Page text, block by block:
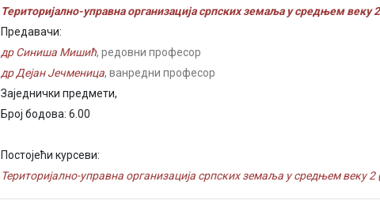
Територијално-управна организација српских земаља у средњем веку
Предавачи:
др Синиша Мишић, редовни професор
др Дејан Јечменица, ванредни професор
Заједнички предмети,
Број бодова: 6.00
Постојећи курсеви:
Територијално-управна организација српских земаља у средњем веку